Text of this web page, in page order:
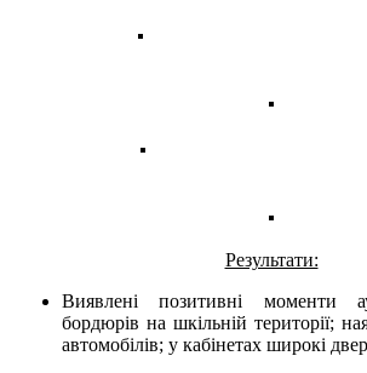
Результати:
Виявлені позитивні моменти
бордюрів на шкільній території;
автомобілів; у кабінетах широкі